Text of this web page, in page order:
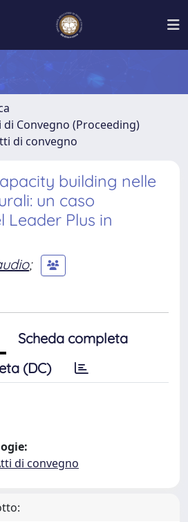
Convegno (Proceeding)
di convegno
building nelle
un caso
Leader Plus in
;
Scheda completa
(DC)
di convegno